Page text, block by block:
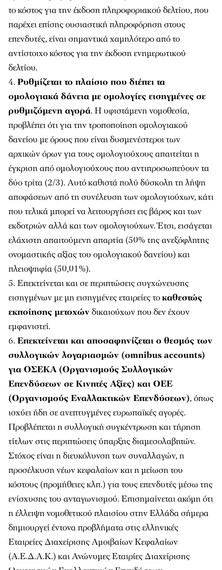
το κόστος για την έκδοση πληροφοριακού δελτίου, που
παρέχει επίσης ουσιαστική πληροφόρηση στους
επενδυτές, είναι σημαντικά χαμηλότερο από το
αντίστοιχο κόστος για την έκδοση ενημερωτικού
δελτίου.
Ρυθμίζεται το πλαίσιο που διέπει τα
ομολογιακά δάνεια με ομολογίες εισηγμένες σε
ρυθμιζόμενη αγορά. Η υφιστάμενη νομοθεσία,
προβλέπει ότι για την τροποποίηση ομολογιακού
δανείου με όρους που είναι δυσμενέστεροι των
αρχικών όρων για τους ομολογιούχους απαιτείται η
έγκριση από ομολογιούχους που αντιπροσωπεύουν τα
δύο τρίτα (2/3). Αυτό καθιστά πολύ δύσκολη τη λήψη
αποφάσεων από τη συνέλευση των ομολογιούχων, κάτι
που τελικά μπορεί να λειτουργήσει εις βάρος και των
εκδοτριών αλλά και των ομολογιούχων. Έτσι, εισάγεται
ελάχιστη απαιτούμενη απαρτία (50% της ανεξόφλητης
ονομαστικής αξίας του ομολογιακού δανείου) και
πλειοψηφία (50,01%).
Επεκτείνεται και σε περιπτώσεις συγχώνευσης
εισηγμένων με μη εισηγμένες εταιρείες τοκαθεστώς
εκποίησης μετοχώνδικαιούχων που δεν έχουν
εμφανιστεί.
Επεκτείνεται και αποσαφηνίζεται ο θεσμός των
συλλογικών λογαριασμών (omnibus accounts)
για ΟΣΕΚΑ (Οργανισμούς Συλλογικών
Επενδύσεων σε Κινητές Αξίες) και ΟΕΕ
(Οργανισμούς Εναλλακτικών Επενδύσεων), όπως
ισχύει ήδη σε ανεπτυγμένες ευρωπαϊκές αγορές.
Προβλέπεται η συλλογική συγκέντρωση και τήρηση
τίτλων στις περιπτώσεις ύπαρξης διαμεσολαβητών.
Στόχος είναι η διευκόλυνση των συναλλαγών, η
προσέλκυση νέων κεφαλαίων και η μείωση του
κόστους (προμήθειες κλπ.) για τους επενδυτές μέσω της
ενίσχυσης του ανταγωνισμού. Επισημαίνεται ακόμη ότι
η έλλειψη νομοθετικού πλαισίου στην Ελλάδα σήμερα
δημιουργεί έντονα προβλήματα στις ελληνικές
Εταιρείες Διαχείρισης Αμοιβαίων Κεφαλαίων
(Α.Ε.Δ.Α.Κ.) και Ανώνυμες Εταιρίες Διαχείρισης